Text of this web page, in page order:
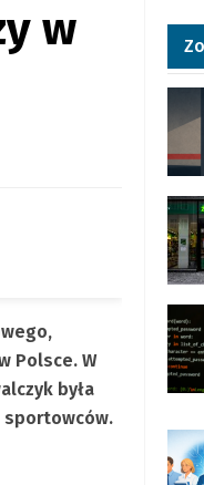
w
Polsce. W
była
sportowców.